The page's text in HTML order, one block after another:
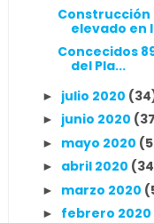
Construcción
elevado en
Concecidos
del Pla...
► julio 2020
► junio 2020
► mayo 2020
► abril 2020
► marzo 2020
► febrero 2020